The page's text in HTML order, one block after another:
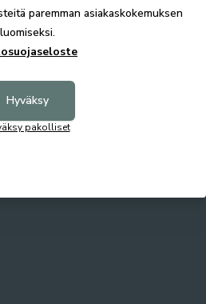
paremman asiakaskokemuksen
luomiseksi.
Hyväksy
pakolliset